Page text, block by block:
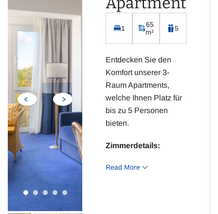
Kostenloses WLAN
inklusive Kühlschrank,
Kaffeemaschine,
Wasserkocher, Toaster
und Cerankochfeld
1
65
m²
5
Entdecken Sie den
Komfort unserer 3-
Raum Apartments,
welche Ihnen Platz für
bis zu 5 Personen
bieten.
Zimmerdetails:
2 Schlafzimmer mit
Read More